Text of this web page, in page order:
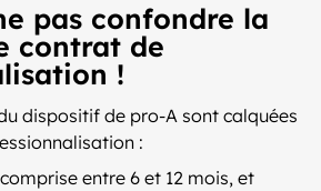
pas confondre la
contrat de
!
dispositif de pro-A sont calquées
:
entre 6 et 12 mois, et